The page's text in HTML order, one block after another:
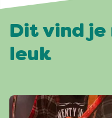
Dit vind je
leuk